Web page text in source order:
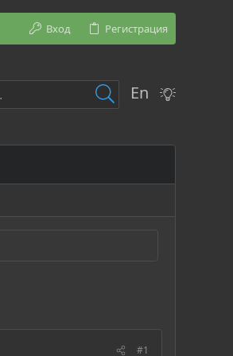
Вход Регистрация
En
#1